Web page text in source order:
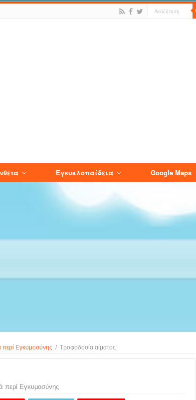
Εγκυκλοπαίδεια Google Maps
περί Εγκυμοσύνης / Τροφοδοσία αίματος
περί Εγκυμοσύνης